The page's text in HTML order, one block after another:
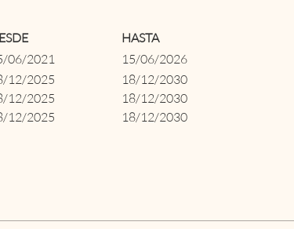
HASTA
06/2021
15/06/2026
12/2025
18/12/2030
12/2025
18/12/2030
12/2025 18/12/2030